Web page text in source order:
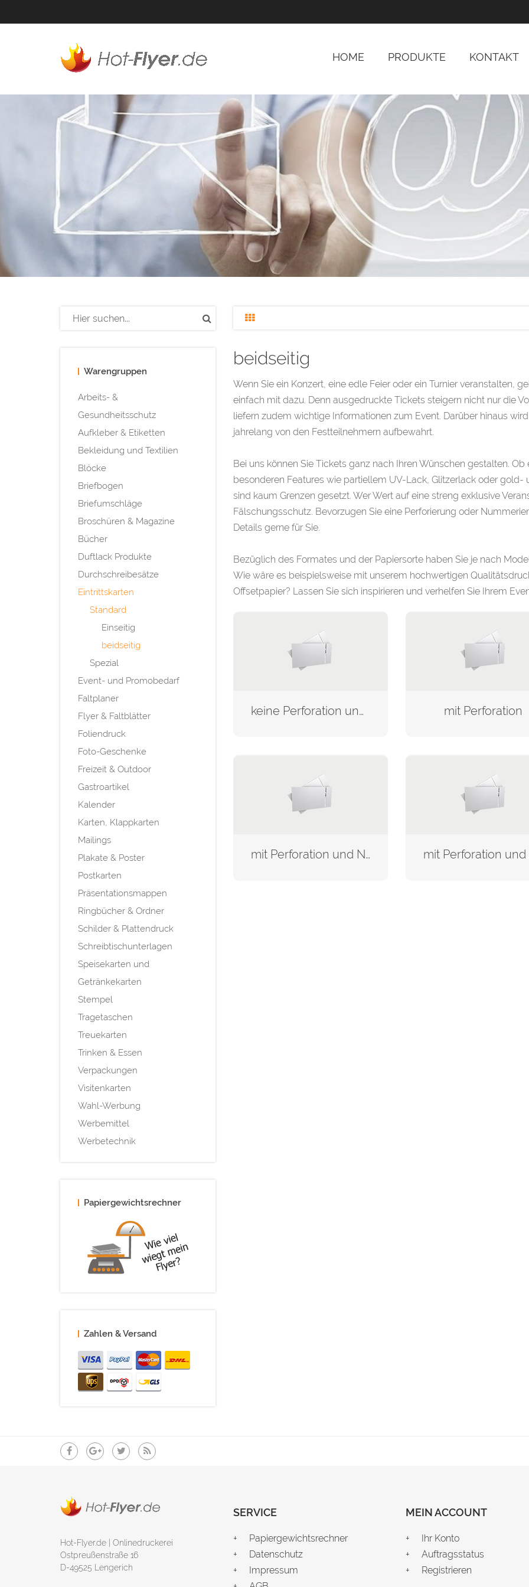
HOME PRODUKTE KONTAKT
Warengruppen
Arbeits- &
Gesundheitsschutz
Aufkleber & Etiketten
Bekleidung und Textilien
Blöcke
Briefbogen
Briefumschläge
Broschüren & Magazine
Bücher
Duftlack Produkte
Durchschreibesätze
Eintrittskarten
Standard
Einseitig
beidseitig
Spezial
Event- und Promobedarf
Faltplaner
Flyer & Faltblätter
Foliendruck
Foto-Geschenke
Freizeit & Outdoor
Gastroartikel
Kalender
Karten, Klappkarten
Mailings
Plakate & Poster
Postkarten
Präsentationsmappen
Ringbücher & Ordner
Schilder & Plattendruck
Schreibtischunterlagen
Speisekarten und
Getränkekarten
Stempel
Tragetaschen
Treuekarten
Trinken & Essen
Verpackungen
Visitenkarten
Wahl-Werbung
Werbemittel
Werbetechnik
Papiergewichtsrechner
Zahlen & Versand
beidseitig
Wenn Sie ein Konzert, eine edle Feier oder ein Turnier veranstalten,
einfach mit dazu. Denn ausgedruckte Tickets steigern nicht nur die
liefern zudem wichtige Informationen zum Event. Darüber hinaus
jahrelang von den Festteilnehmern aufbewahrt.
Bei uns können Sie Tickets ganz nach Ihren Wünschen gestalten.
besonderen Features wie partiellem UV-Lack, Glitzerlack oder gold-
sind kaum Grenzen gesetzt. Wer Wert auf eine streng exklusive
Fälschungsschutz. Bevorzugen Sie eine Perforierung oder
Details gerne für Sie.
Bezüglich des Formates und der Papiersorte haben Sie je nach
Wie wäre es beispielsweise mit unserem hochwertigen
Offsetpapier? Lassen Sie sich inspirieren und verhelfen Sie Ihrem
keine Perforation und keine Nummerierung mit Perforation
mit Perforation und Nummerierung
Hot-Flyer.de | Onlinedruckerei
Ostpreußenstraße 16
D-49525 Lengerich
SERVICE
Papiergewichtsrechner
Datenschutz
Impressum
MEIN ACCOUNT
Ihr Konto
Auftragsstatus
Registrieren